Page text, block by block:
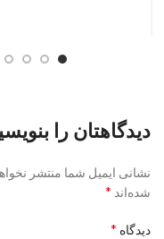
دیدگاهتان را
نشانی ایمیل شما منتشر
شده‌اند *
دیدگاه *